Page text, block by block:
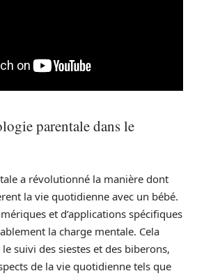
parentale dans le
a révolutionné la manière dont
la vie quotidienne avec un bébé.
et d’applications spécifiques
la charge mentale. Cela
suivi des siestes et des biberons,
de la vie quotidienne tels que